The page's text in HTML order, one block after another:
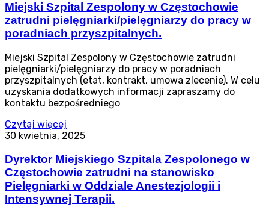
Miejski Szpital Zespolony w Częstochowie
zatrudni pielęgniarki/pielęgniarzy do pracy w
poradniach przyszpitalnych.
Miejski Szpital Zespolony w Częstochowie zatrudni
pielęgniarki/pielęgniarzy do pracy w poradniach
przyszpitalnych (etat, kontrakt, umowa zlecenie). W celu
uzyskania dodatkowych informacji zapraszamy do
kontaktu bezpośredniego
Czytaj więcej
30 kwietnia, 2025
Dyrektor Miejskiego Szpitala Zespolonego w
Częstochowie zatrudni na stanowisko
Pielęgniarki w Oddziale Anestezjologii i
Intensywnej Terapii.